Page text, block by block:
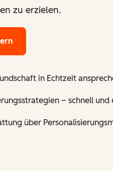
zu erzielen.
in Echtzeit
– schnell
über